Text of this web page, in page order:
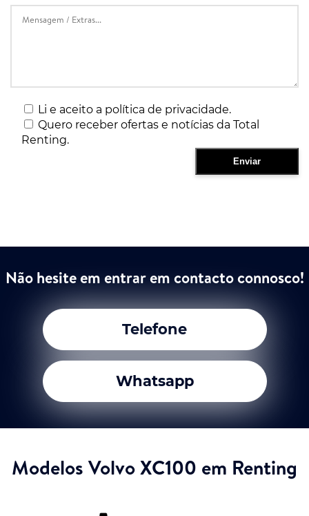
Li e aceito a política de privacidade.
Quero receber ofertas e notícias da Total
Renting.
Não hesite em entrar em contacto connosco!
Telefone
Whatsapp
Modelos Volvo XC100 em Renting